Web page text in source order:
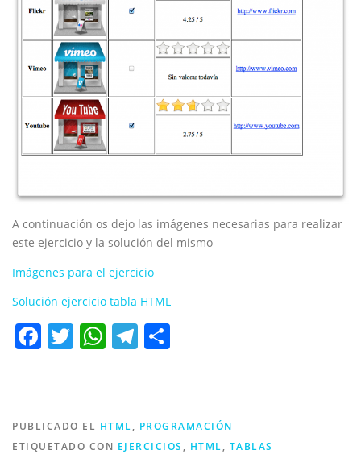
A continuación os dejo las imágenes necesarias para realizar
este ejercicio y la solución del mismo
Imágenes para el ejercicio
Solución ejercicio tabla HTML
Facebook
Twitter
WhatsApp
Telegram
PUBLICADO EL HTML, PROGRAMACIÓN
ETIQUETADO CON EJERCICIOS , HTML, TABLAS